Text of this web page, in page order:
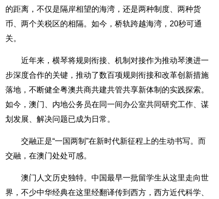
的距离，不仅是隔岸相望的海湾，还是两种制度、两种货
币、两个关税区的相隔。如今，桥轨跨越海湾，20秒可通
关。
近年来，横琴将规则衔接、机制对接作为推动琴澳进一
步深度合作的关键，推动了数百项规则衔接和改革创新措施
落地，不断健全粤澳共商共建共管共享新体制的实践探索。
如今，澳门、内地公务员在同一间办公室共同研究工作、谋
划发展、解决问题已成为日常。
交融正是“一国两制”在新时代新征程上的生动书写。而
交融，在澳门处处可感。
澳门人文历史独特。中国最早一批留学生从这里走向世
界，不少中华经典在这里经翻译传到西方，西方近代科学、